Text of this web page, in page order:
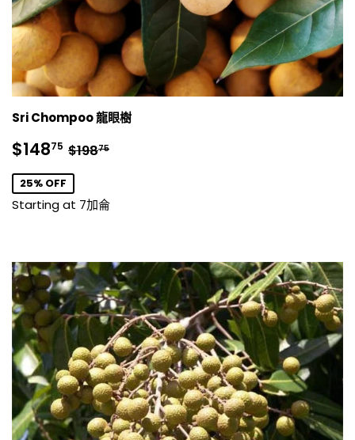
Sri Chompoo 龍眼樹
銷
售
價
格
$14875 $148.75
正常價格
$19875
25% OFF
Starting at 7加侖